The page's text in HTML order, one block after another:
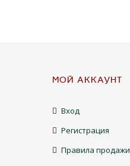
МОЙ АККАУНТ
Вход
Регистрация
Правила продажи